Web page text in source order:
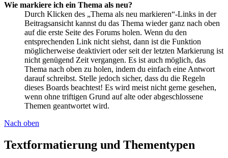
Wie markiere ich ein Thema als neu?
Durch Klicken des „Thema als neu markieren“-Links in der
Beitragsansicht kannst du das Thema wieder ganz nach oben
auf die erste Seite des Forums holen. Wenn du den
entsprechenden Link nicht siehst, dann ist die Funktion
möglicherweise deaktiviert oder seit der letzten Markierung ist
nicht genügend Zeit vergangen. Es ist auch möglich, das
Thema nach oben zu holen, indem du einfach eine Antwort
darauf schreibst. Stelle jedoch sicher, dass du die Regeln
dieses Boards beachtest! Es wird meist nicht gerne gesehen,
wenn ohne triftigen Grund auf alte oder abgeschlossene
Themen geantwortet wird.
Nach oben
Textformatierung und Thementypen